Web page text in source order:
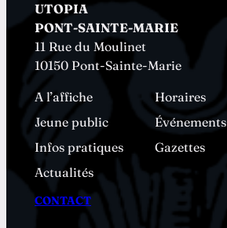
UTOPIA
PONT-SAINTE-MARIE
11 Rue du Moulinet
10150 Pont-Sainte-Marie
A l’affiche
Horaires
Jeune public
Événements
Infos pratiques
Gazettes
Actualités
CONTACT